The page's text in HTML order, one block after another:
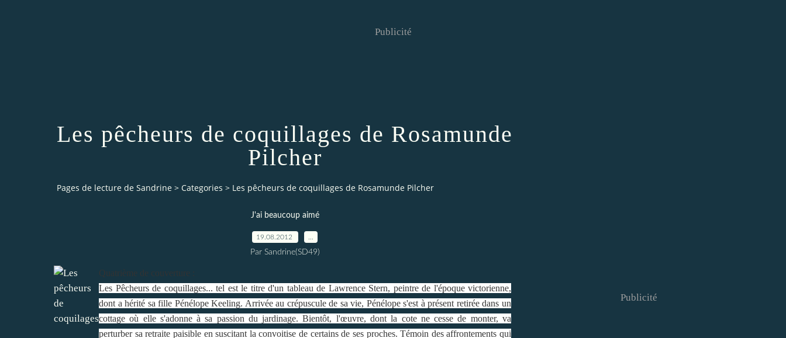
Publicité
Les pêcheurs de coquillages de Rosamunde
Pilcher
Pages de lecture de Sandrine > Categories > Les pêcheurs de coquillages de Rosamunde Pilcher
J'ai beaucoup aimé
19.08.2012
Par Sandrine(SD49)
Quatrième de couverture :
Les Pêcheurs de coquillages... tel est le titre d'un tableau de Lawrence Stern, peintre de l'époque victorienne,
dont a hérité sa fille Pénélope Keeling. Arrivée au crépuscule de sa vie, Pénélope s'est à présent retirée dans un
cottage où elle s'adonne à sa passion du jardinage. Bientôt, l'œuvre, dont la cote ne cesse de monter, va
perturber sa retraite paisible en suscitant la convoitise de certains de ses proches. Témoin des affrontements qui
Publicité